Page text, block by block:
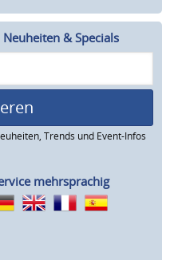
& Specials
Trends und Event-Infos
mehrsprachig